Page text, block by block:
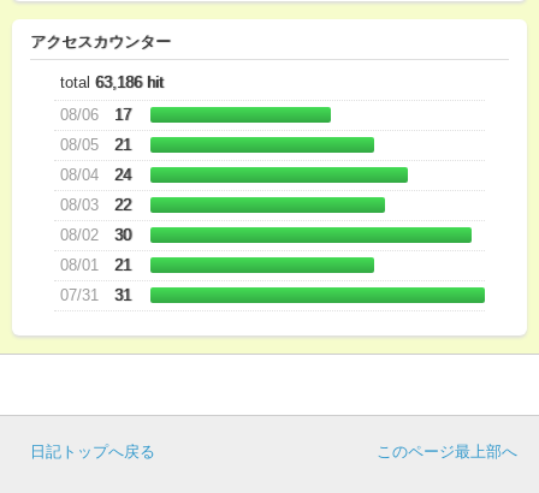
アクセスカウンター
total 63,186 hit
08/06
17
08/05
21
08/04
24
08/03
22
08/02
30
08/01
21
07/31
31
このページ最上部へ
日記トップへ戻る